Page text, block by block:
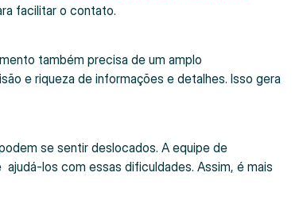
facilitar o contato.
também precisa de um amplo
e riqueza de informações e detalhes. Isso gera
se sentir deslocados. A equipe de
los com essas dificuldades. Assim, é mais